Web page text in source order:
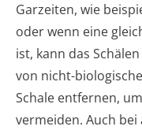
Garzeiten, wie
oder wenn eine
ist, kann das
von nicht-
Schale entfernen,
vermeiden. Auch